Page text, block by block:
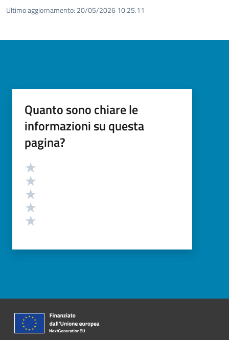
Ultimo aggiornamento: 20/05/2026 10:25.11
Quanto sono chiare le
informazioni su questa
pagina?
Valutazione